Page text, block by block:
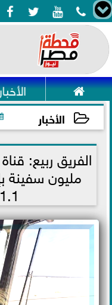
   

الأخبار
2021-11-17 15:34:25
مليون سفينة
31.1